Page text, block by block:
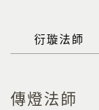
衍璇法師
傳燈法師